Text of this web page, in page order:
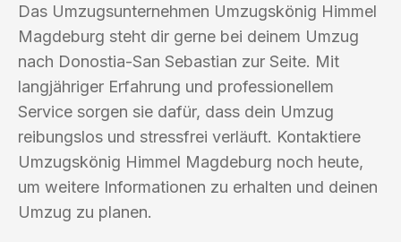
Das Umzugsunternehmen Umzugskönig Himmel
Magdeburg steht dir gerne bei deinem Umzug
nach Donostia-San Sebastian zur Seite. Mit
langjähriger Erfahrung und professionellem
Service sorgen sie dafür, dass dein Umzug
reibungslos und stressfrei verläuft. Kontaktiere
Umzugskönig Himmel Magdeburg noch heute,
um weitere Informationen zu erhalten und deinen
Umzug zu planen.